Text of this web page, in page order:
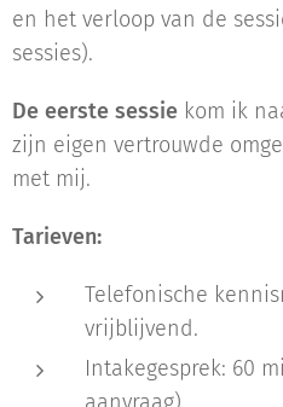
en het verloop van de
sessies).
De eerste sessie kom ik
zijn eigen vertrouwde
met mij.
Tarieven:
Telefonische
vrijblijvend.
Intakegesprek: 60